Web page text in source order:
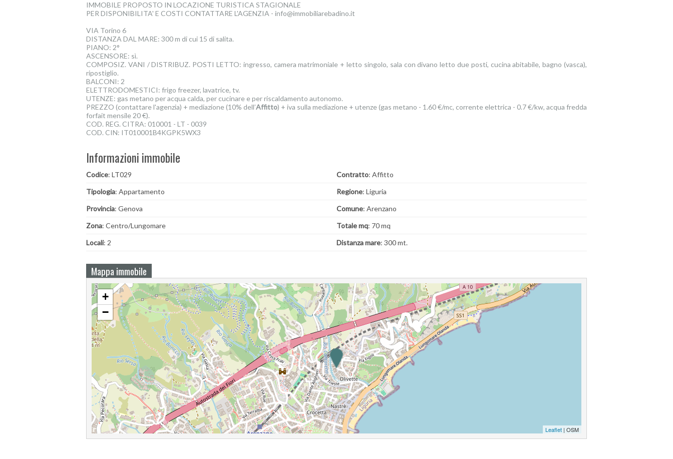
IMMOBILE PROPOSTO IN LOCAZIONE TURISTICA STAGIONALE
PER DISPONIBILITA' E COSTI CONTATTARE L'AGENZIA - info@immobiliarebadino.it
VIA Torino 6
DISTANZA DAL MARE: 300 m di cui 15 di salita.
PIANO: 2°
ASCENSORE: sì.
COMPOSIZ. VANI / DISTRIBUZ. POSTI LETTO: ingresso, camera matrimoniale + letto singolo, sala con divano letto due posti, cucina abitabile, bagno (vasca),
ripostiglio.
BALCONI: 2
ELETTRODOMESTICI: frigo freezer, lavatrice, tv.
UTENZE: gas metano per acqua calda, per cucinare e per riscaldamento autonomo.
PREZZO (contattare l'agenzia) + mediazione (10% dell’Affitto) + iva sulla mediazione + utenze (gas metano - 1.60 €/mc, corrente elettrica - 0.7 €/kw, acqua fredda
forfait mensile 20 €).
COD. REG. CITRA: 010001 - LT - 0039
COD. CIN: IT010001B4KGPK5WX3
Informazioni immobile
Codice: LT029 Contratto: Affitto
Tipologia: Appartamento Regione: Liguria
Provincia: Genova Comune: Arenzano
Zona: Centro/Lungomare Totale mq: 70 mq
Locali: 2 Distanza mare: 300 mt.
Mappa immobile
+
−
Leaflet | OSM